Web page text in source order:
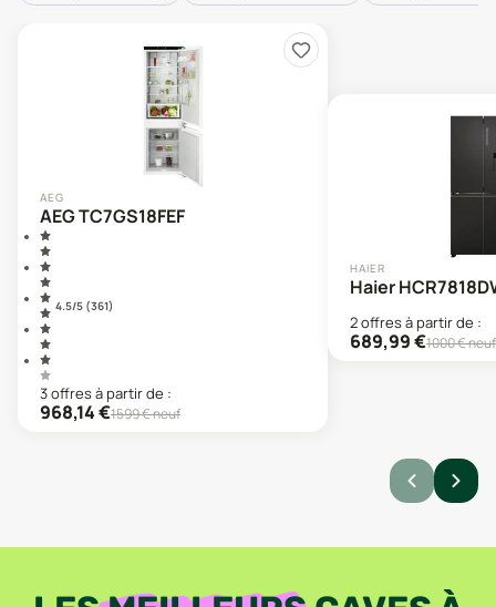
AEG
AEG TC7GS18FEF
4.5/5 (361)
3offresà partir de :
968,14€1599€ neuf
HAIER
Haier
2offresà partir de :
689,99€1000€ neuf